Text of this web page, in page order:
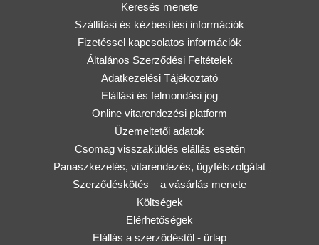
Keresés menete
Szállítási és kézbesítési információk
Fizetéssel kapcsolatos információk
Általános Szerződési Feltételek
Adatkezelési Tájékoztató
Elállási és felmondási jog
Online vitarendezési platform
Üzemeltetői adatok
Csomag visszaküldés elállás esetén
Panaszkezelés, vitarendezés, ügyfélszolgálat
Szerződéskötés – a vásárlás menete
Költségek
Elérhetőségek
Elállás a szerződéstől - űrlap